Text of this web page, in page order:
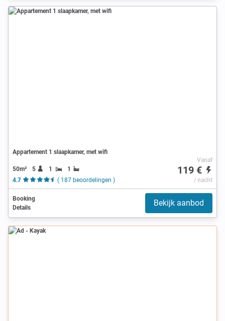
Appartement 1 slaapkamer, met wifi
50m² 5 1
1
4.7
( 187 beoordelingen )
Vanaf
119 €
/ nacht
Booking
Details
Bekijk aanbod
Ad